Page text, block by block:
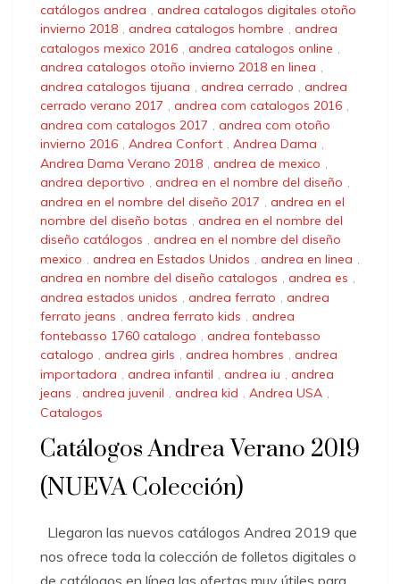
catálogos andrea , andrea catalogos digitales otoño
invierno 2018 , andrea catalogos hombre , andrea
catalogos mexico 2016 , andrea catalogos online ,
andrea catalogos otoño invierno 2018 en linea ,
andrea catalogos tijuana
andrea cerrado
andrea
cerrado verano 2017 , andrea com catalogos 2016 ,
andrea com catalogos 2017
andrea com otoño
invierno 2016 , Andrea Confort , Andrea Dama ,
Andrea Dama Verano 2018
andrea de mexico
andrea deportivo , andrea en el nombre del diseño ,
andrea en el nombre del diseño 2017
andrea en el
nombre del diseño botas , andrea en el nombre del
diseño catálogos , andrea en el nombre del diseño
mexico , andrea en Estados Unidos , andrea en linea ,
andrea en nombre del diseño catalogos , andrea es ,
andrea estados unidos , andrea ferrato , andrea
ferrato jeans , andrea ferrato kids , andrea
fontebasso 1760 catalogo , andrea fontebasso
catalogo , andrea girls , andrea hombres , andrea
importadora , andrea infantil , andrea iu , andrea
jeans , andrea juvenil , andrea kid , Andrea USA ,
Catalogos
Catálogos Andrea Verano 2019
(NUEVA Colección)
Llegaron las nuevos catálogos Andrea 2019 que
nos ofrece toda la colección de folletos digitales o
de catálogos en línea las ofertas muy útiles para